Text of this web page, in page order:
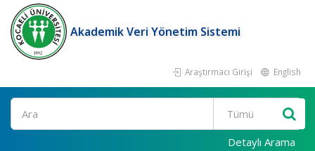
Akademik Veri Yönetim Sistemi
Araştırmacı Girişi English
Ara
Detaylı Arama